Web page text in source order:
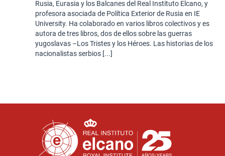
Rusia, Eurasia y los Balcanes del Real Instituto Elcano, y
profesora asociada de Política Exterior de Rusia en IE
University. Ha colaborado en varios libros colectivos y es
autora de tres libros, dos de ellos sobre las guerras
yugoslavas –Los Tristes y los Héroes. Las historias de los
nacionalistas serbios [...]